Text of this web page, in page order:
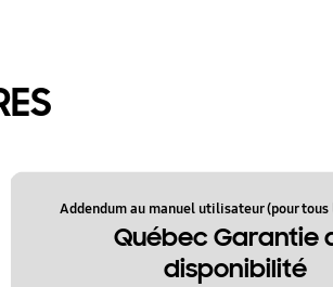
Addendum au manuel utilisateur (pour tous
Québec Garantie
disponibilité